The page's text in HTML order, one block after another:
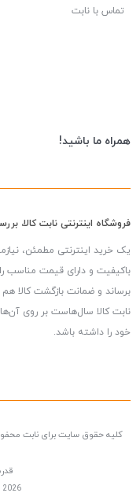
تماس با نابت
همراه ما باشید!
فروشگاه اینترنتی نابت کالا،
یک خرید اینترنتی مطمئن،
باکیفیت و دارای قیمت مناسب
برساند و ضمانت بازگشت کالا
نابت کالا سال‌هاست بر روی
خود را داشته باشد.
کلیه حقوق سایت برای نابت
2026